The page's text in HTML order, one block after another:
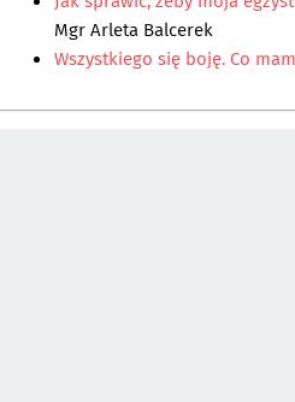
Mgr Arleta Balcerek
Wszystkiego się boję. Co